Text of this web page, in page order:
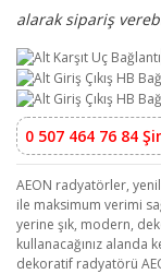
alarak sipariş
0 507 464 76 84
AEON radyatörler,
ile maksimum verimi
yerine şık, modern,
kullanacağınız alanda
dekoratif radyatörü